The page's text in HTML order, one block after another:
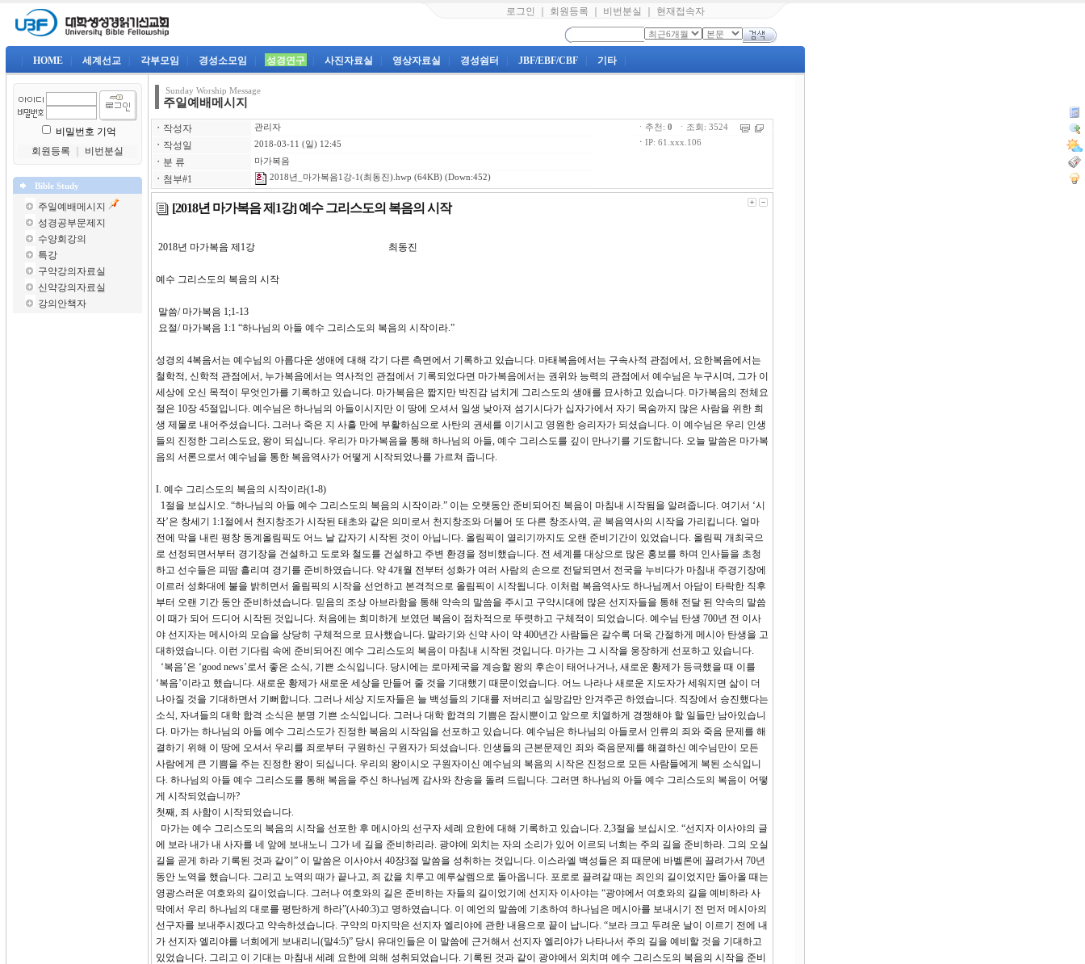
로그인 회원등록 비번분실 현재접속자
HOME 세계선교 각부모임 경성소모임 성경연구 사진자료실 영상자료실 경성쉼터 JBF/EBF/CBF 기타
비밀번호 기억
회원등록
비번분실
Bible Study
주일예배메시지
성경공부문제지
수양회강의
특강
구약강의자료실
신약강의자료실
강의안책자
Sunday Worship Message
주일예배메시지
ㆍ 작성자 관리자
ㆍ 작성일 2018-03-11 (일) 12:45
ㆍ 분 류 마가복음
ㆍ 첨부#1 2018년_마가복음1강-1(최동진).hwp (64KB) (Down:452)
ㆍ추천: 0 ㆍ조회: 3524
ㆍ IP: 61.xxx.106
[2018년 마가복음 제1강] 예수 그리스도의 복음의 시작
2018년 마가복음 제1강 최동진
예수 그리스도의 복음의 시작
말씀/ 마가복음 1;1-13
요절/ 마가복음 1:1 “하나님의 아들 예수 그리스도의 복음의 시작이라.”
성경의 4복음서는 예수님의 아름다운 생애에 대해 각기 다른 측면에서 기록하고 있습니다. 마태복음에서는 구속사적 관점에서, 요한복음에서는
철학적, 신학적 관점에서, 누가복음에서는 역사적인 관점에서 기록되었다면 마가복음에서는 권위와 능력의 관점에서 예수님은 누구시며, 그가 이
세상에 오신 목적이 무엇인가를 기록하고 있습니다. 마가복음은 짧지만 박진감 넘치게 그리스도의 생애를 묘사하고 있습니다. 마가복음의 전체요
절은 10장 45절입니다. 예수님은 하나님의 아들이시지만 이 땅에 오셔서 일생 낮아져 섬기시다가 십자가에서 자기 목숨까지 많은 사람을 위한 희
생 제물로 내어주셨습니다. 그러나 죽은 지 사흘 만에 부활하심으로 사탄의 권세를 이기시고 영원한 승리자가 되셨습니다. 이 예수님은 우리 인생
들의 진정한 그리스도요, 왕이 되십니다. 우리가 마가복음을 통해 하나님의 아들, 예수 그리스도를 깊이 만나기를 기도합니다. 오늘 말씀은 마가복
음의 서론으로서 예수님을 통한 복음역사가 어떻게 시작되었나를 가르쳐 줍니다.
I. 예수 그리스도의 복음의 시작이라(1-8)
1절을 보십시오. “하나님의 아들 예수 그리스도의 복음의 시작이라.” 이는 오랫동안 준비되어진 복음이 마침내 시작됨을 알려줍니다. 여기서 ‘시
작’은 창세기 1:1절에서 천지창조가 시작된 태초와 같은 의미로서 천지창조와 더불어 또 다른 창조사역, 곧 복음역사의 시작을 가리킵니다. 얼마
전에 막을 내린 평창 동계올림픽도 어느 날 갑자기 시작된 것이 아닙니다. 올림픽이 열리기까지도 오랜 준비기간이 있었습니다. 올림픽 개최국으
로 선정되면서부터 경기장을 건설하고 도로와 철도를 건설하고 주변 환경을 정비했습니다. 전 세계를 대상으로 많은 홍보를 하며 인사들을 초청
하고 선수들은 피땀 흘리며 경기를 준비하였습니다. 약 4개월 전부터 성화가 여러 사람의 손으로 전달되면서 전국을 누비다가 마침내 주경기장에
이르러 성화대에 불을 밝히면서 올림픽의 시작을 선언하고 본격적으로 올림픽이 시작됩니다. 이처럼 복음역사도 하나님께서 아담이 타락한 직후
부터 오랜 기간 동안 준비하셨습니다. 믿음의 조상 아브라함을 통해 약속의 말씀을 주시고 구약시대에 많은 선지자들을 통해 전달 된 약속의 말씀
이 때가 되어 드디어 시작된 것입니다. 처음에는 희미하게 보였던 복음이 점차적으로 뚜렷하고 구체적이 되었습니다. 예수님 탄생 700년 전 이사
야 선지자는 메시아의 모습을 상당히 구체적으로 묘사했습니다. 말라기와 신약 사이 약 400년간 사람들은 갈수록 더욱 간절하게 메시아 탄생을 고
대하였습니다. 이런 기다림 속에 준비되어진 예수 그리스도의 복음이 마침내 시작된 것입니다. 마가는 그 시작을 웅장하게 선포하고 있습니다.
‘복음’은 ‘good news’로서 좋은 소식, 기쁜 소식입니다. 당시에는 로마제국을 계승할 왕의 후손이 태어나거나, 새로운 황제가 등극했을 때 이를
‘복음’이라고 했습니다. 새로운 황제가 새로운 세상을 만들어 줄 것을 기대했기 때문이었습니다. 어느 나라나 새로운 지도자가 세워지면 삶이 더
나아질 것을 기대하면서 기뻐합니다. 그러나 세상 지도자들은 늘 백성들의 기대를 저버리고 실망감만 안겨주곤 하였습니다. 직장에서 승진했다는
소식, 자녀들의 대학 합격 소식은 분명 기쁜 소식입니다. 그러나 대학 합격의 기쁨은 잠시뿐이고 앞으로 치열하게 경쟁해야 할 일들만 남아있습니
다. 마가는 하나님의 아들 예수 그리스도가 진정한 복음의 시작임을 선포하고 있습니다. 예수님은 하나님의 아들로서 인류의 죄와 죽음 문제를 해
결하기 위해 이 땅에 오셔서 우리를 죄로부터 구원하신 구원자가 되셨습니다. 인생들의 근본문제인 죄와 죽음문제를 해결하신 예수님만이 모든
사람에게 큰 기쁨을 주는 진정한 왕이 되십니다. 우리의 왕이시오 구원자이신 예수님의 복음의 시작은 진정으로 모든 사람들에게 복된 소식입니
다. 하나님의 아들 예수 그리스도를 통해 복음을 주신 하나님께 감사와 찬송을 돌려 드립니다. 그러면 하나님의 아들 예수 그리스도의 복음이 어떻
게 시작되었습니까?
첫째, 죄 사함이 시작되었습니다.
마가는 예수 그리스도의 복음의 시작을 선포한 후 메시아의 선구자 세례 요한에 대해 기록하고 있습니다. 2,3절을 보십시오. “선지자 이사야의 글
에 보라 내가 내 사자를 네 앞에 보내노니 그가 네 길을 준비하리라. 광야에 외치는 자의 소리가 있어 이르되 너희는 주의 길을 준비하라. 그의 오실
길을 곧게 하라 기록된 것과 같이” 이 말씀은 이사야서 40장3절 말씀을 성취하는 것입니다. 이스라엘 백성들은 죄 때문에 바벨론에 끌려가서 70년
동안 노역을 했습니다. 그리고 노역의 때가 끝나고, 죄 값을 치루고 예루살렘으로 돌아옵니다. 포로로 끌려갈 때는 죄인의 길이었지만 돌아올 때는
영광스러운 여호와의 길이었습니다. 그러나 여호와의 길은 준비하는 자들의 길이었기에 선지자 이사야는 “광야에서 여호와의 길을 예비하라 사
막에서 우리 하나님의 대로를 평탄하게 하라”(사40:3)고 명하였습니다. 이 예언의 말씀에 기초하여 하나님은 메시아를 보내시기 전 먼저 메시아의
선구자를 보내주시겠다고 약속하셨습니다. 구약의 마지막은 선지자 엘리야에 관한 내용으로 끝이 납니다. “보라 크고 두려운 날이 이르기 전에 내
가 선지자 엘리야를 너희에게 보내리니(말4:5)” 당시 유대인들은 이 말씀에 근거해서 선지자 엘리야가 나타나서 주의 길을 예비할 것을 기대하고
있었습니다. 그리고 이 기대는 마침내 세례 요한에 의해 성취되었습니다. 기록된 것과 같이 광야에서 외치며 예수 그리스도의 복음의 시작을 준비